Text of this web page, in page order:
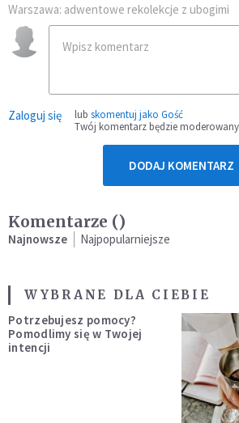
Warszawa: adwentowe rekolekcje z ubogimi
Zaloguj się lub skomentuj jako Gość
Twój komentarz będzie moderowany
DODAJ KOMENTARZ
Komentarze ()
Najnowsze Najpopularniejsze
WYBRANE DLA CIEBIE
Potrzebujesz pomocy?
Pomodlimy się w Twojej
intencji